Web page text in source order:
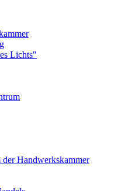
Lichts"
Handwerkskammer